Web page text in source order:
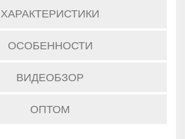
ХАРАКТЕРИСТИКИ
ОСОБЕННОСТИ
ВИДЕОБЗОР
ОПТОМ